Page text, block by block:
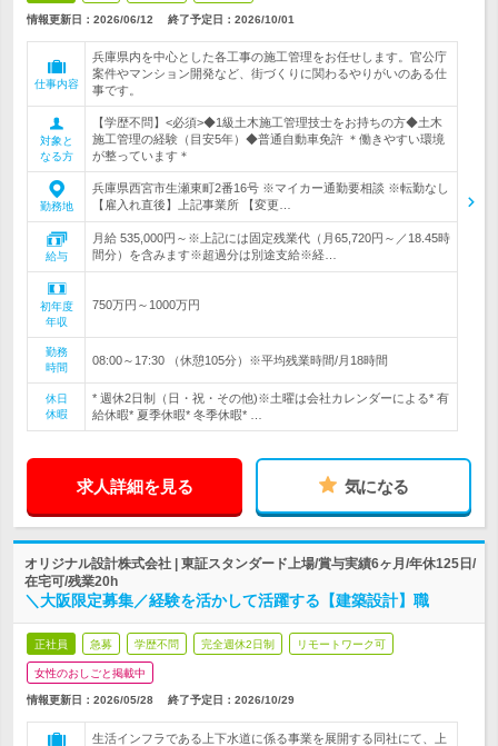
情報更新日：2026/06/12 終了予定日： 2026/10/01
仕事内容
兵庫県内を中心とした各工事の施工管理をお任せします。官公庁
案件やマンション開発など、街づくりに関わるやりがいのある仕
事です。
対象と
なる方
【学歴不問】<必須>◆1級土木施工管理技士をお持ちの方◆土木
施工管理の経験（目安5年）◆普通自動車免許 ＊働きやすい環境
が整っています＊
勤務地
兵庫県西宮市生瀬東町2番16号 ※マイカー通勤要相談 ※転勤なし
【雇入れ直後】上記事業所 【変更…
給与
月給 535,000円～※上記には固定残業代（月65,720円～／18.45時
間分）を含みます※超過分は別途支給※経…
初年度
年収
750万円～1000万円
勤務
時間
08:00～17:30 （休憩105分）※平均残業時間/月18時間
休日
休暇
* 週休2日制（日・祝・その他)※土曜は会社カレンダーによる* 有
給休暇* 夏季休暇* 冬季休暇* …
求人詳細を見る 気になる
オリジナル設計株式会社 | 東証スタンダード上場/賞与実績6ヶ月/年休125日/
在宅可/残業20h
＼大阪限定募集／経験を活かして活躍する【建築設計】職
正社員 急募 学歴不問 完全週休2日制 リモートワーク可
女性のおしごと掲載中
情報更新日：2026/05/28 終了予定日： 2026/10/29
生活インフラである上下水道に係る事業を展開する同社にて、上